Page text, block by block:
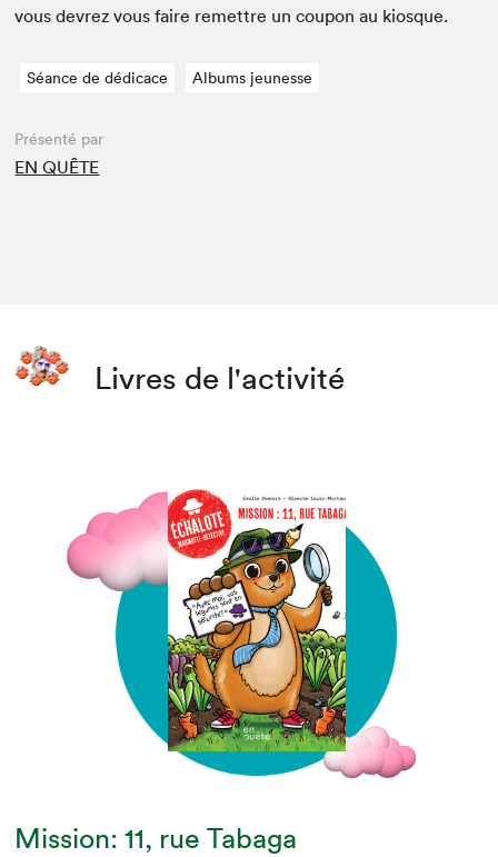
vous devrez vous faire remet­tre un coupon au kiosque.
Séance de dédicace Albums jeunesse
Présenté par
EN QUÊTE
Livres de l'activité
Mission: 11, rue Tabaga